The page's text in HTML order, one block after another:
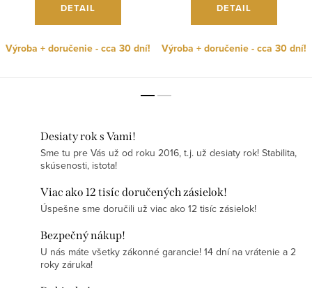
DETAIL
Výroba + doručenie - cca 30 dní!
DETAIL
Výroba + doručenie - cca 30 dní!
Desiaty rok s Vami!
Sme tu pre Vás už od roku 2016, t.j. už desiaty rok! Stabilita,
skúsenosti, istota!
Viac ako 12 tisíc doručených zásielok!
Úspešne sme doručili už viac ako 12 tisíc zásielok!
Bezpečný nákup!
U nás máte všetky zákonné garancie! 14 dní na vrátenie a 2
roky záruka!